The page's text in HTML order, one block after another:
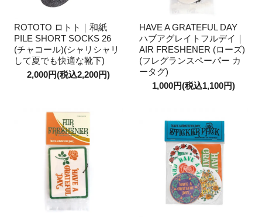
ROTOTO ロトト｜和紙
PILE SHORT SOCKS 26
(チャコール)(シャリシャリ
して夏でも快適な靴下)
2,000円(税込2,200円)
HAVE A GRATEFUL DAY
ハブアグレイトフルデイ｜
AIR FRESHENER (ローズ)
(フレグランスペーパー カ
ータグ)
1,000円(税込1,100円)